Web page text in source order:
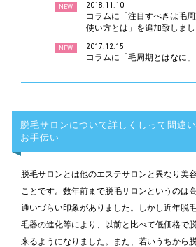
NEW 2018.11.10
コラムに「注目すべきは毛
使い方とは」を追加致しまし
NEW 2017.12.15
コラムに「毛周期とはなに
脱毛サロンについて詳しくしって間違
お手伝い
脱毛サロンとは他のエステサロンと異なり美
ことです。数年前まで脱毛サロンというのは
通いづらい印象がありました。しかし近年脱
毛器の進化等により、以前と比べて低価格で
来るようになりました。また、若いうちから